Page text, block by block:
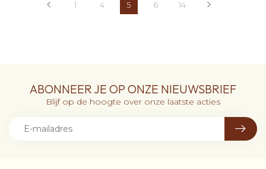
1 4 5 6 14
ABONNEER JE OP ONZE NIEUWSBRIEF
Blijf op de hoogte over onze laatste acties